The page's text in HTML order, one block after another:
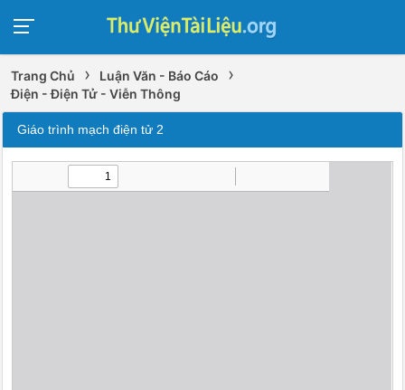
Trang Chủ › Luận Văn - Báo Cáo ›
Điện - Điện Tử - Viễn Thông
Giáo trình mạch điện tử 2